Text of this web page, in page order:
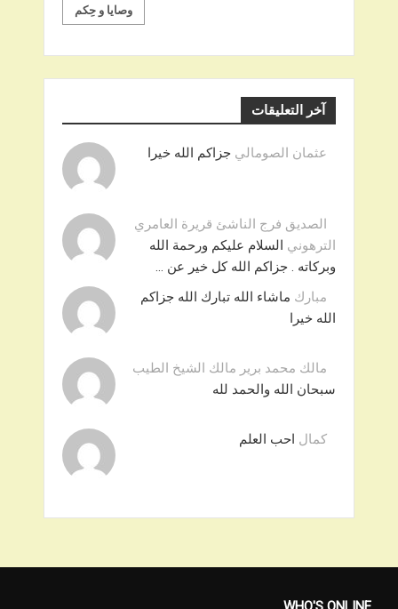
وصايا و حِكم
آخر التعليقات
عثمان الصومالي جزاكم الله خيرا
الصديق فرج الناشئ قريرة العامري
الترهوني السلام عليكم ورحمة الله
وبركاته . جزاكم الله كل خير عن …
مبارك ماشاء الله تبارك الله جزاكم
الله خيرا
مالك محمد برير مالك الشيخ الطيب
سبحان الله والحمد لله
كمال احب العلم